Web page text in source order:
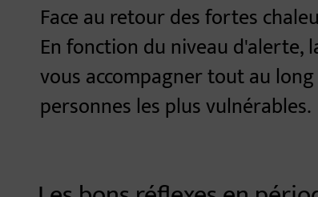
Face au retour des fortes
En fonction du niveau d'alerte,
vous accompagner tout au
personnes les plus vulnérables.